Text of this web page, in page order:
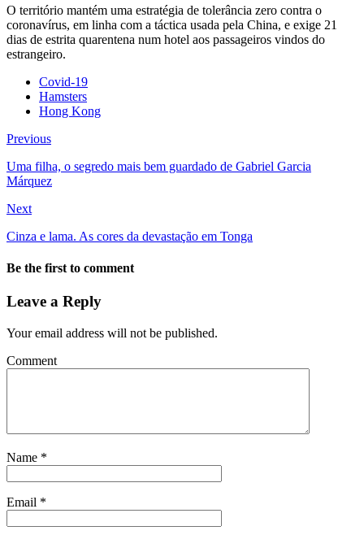
O território mantém uma estratégia de tolerância zero contra o
coronavírus, em linha com a táctica usada pela China, e exige 21
dias de estrita quarentena num hotel aos passageiros vindos do
estrangeiro.
Covid-19
Hamsters
Hong Kong
Previous
Uma filha, o segredo mais bem guardado de Gabriel Garcia
Márquez
Next
Cinza e lama. As cores da devastação em Tonga
Be the first to comment
Leave a Reply
Your email address will not be published.
Comment
Name *
Email *